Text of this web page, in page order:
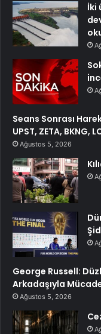
İki
Seans Sonrası
UPST, ZETA, BKNG,
Ağustos 5, 2026
George Russell:
Arkadaşıyla
Ağustos 5, 2026